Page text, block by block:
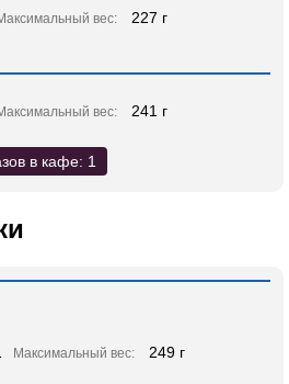
вес: 227 г
вес: 241 г
в кафе: 1
Максимальный вес: 249 г